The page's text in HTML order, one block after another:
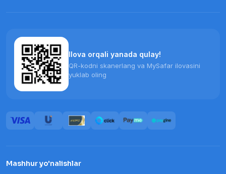
Ilova orqali yanada qulay!
QR-kodni skanerlang va MySafar ilovasini
yuklab oling
Mashhur yo'nalishlar